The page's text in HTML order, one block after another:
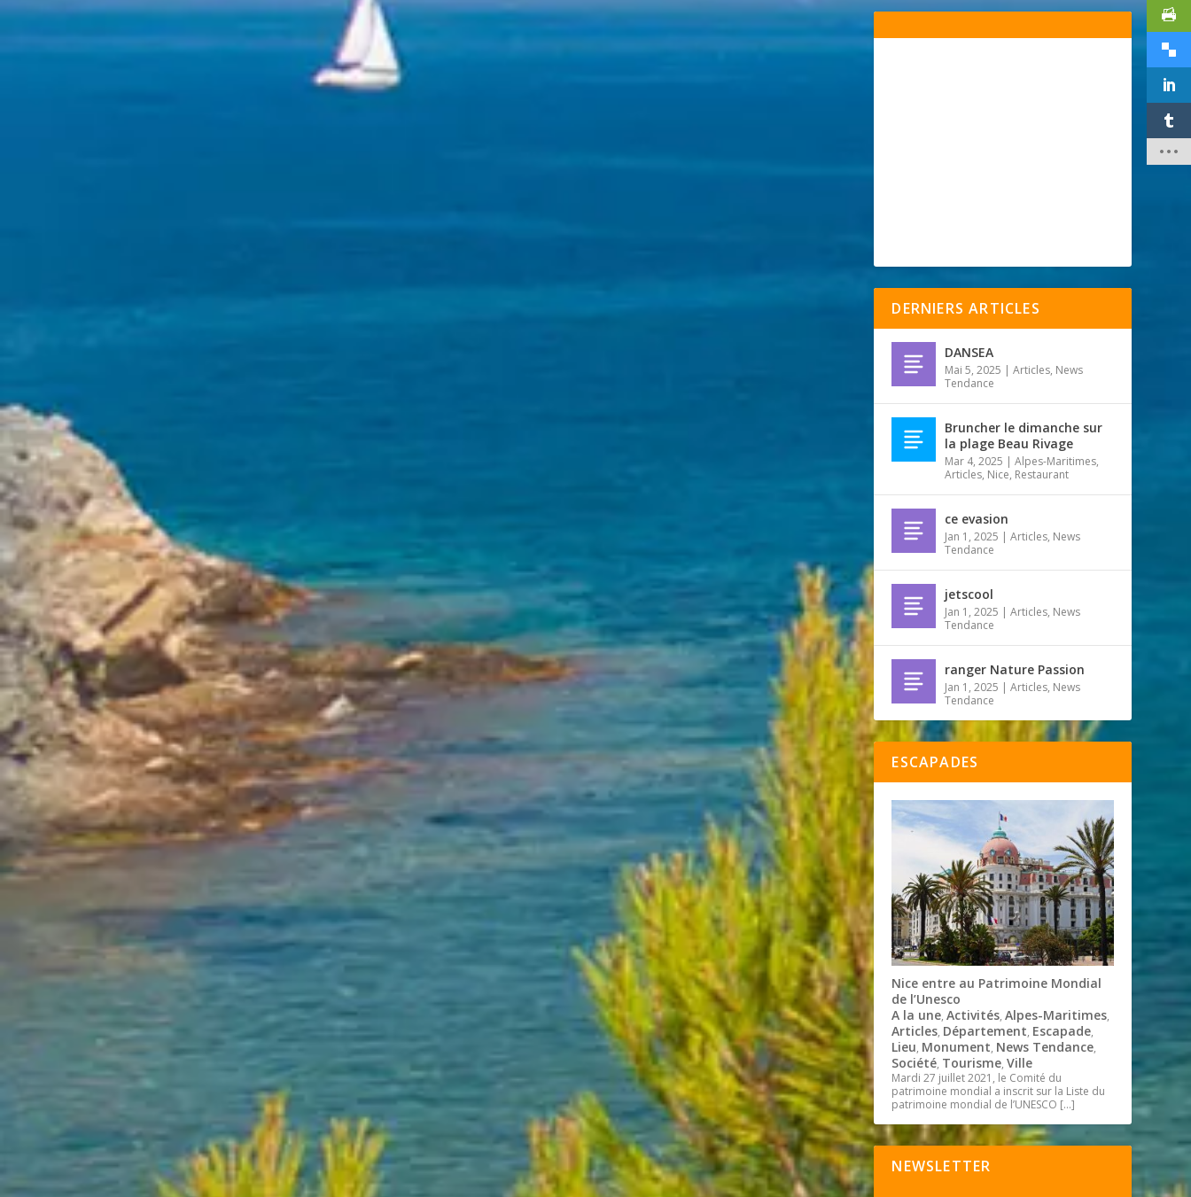
DERNIERS ARTICLES
DANSEA
Mai 5, 2025 |Articles, News
Tendance
Bruncher le dimanche sur
la plage Beau Rivage
Mar 4, 2025 |Alpes-Maritimes,
Articles, Nice, Restaurant
ce evasion
Jan 1, 2025 |Articles, News
Tendance
jetscool
Jan 1, 2025 |Articles, News
Tendance
ranger Nature Passion
Jan 1, 2025 |Articles, News
Tendance
ESCAPADES
Nice entre au Patrimoine Mondial
de l’Unesco
A la une,Activités,Alpes-Maritimes,
Articles, Département, Escapade,
Lieu, Monument, News Tendance,
Société, Tourisme,Ville
Mardi 27 juillet 2021, le Comité du
patrimoine mondial a inscrit sur la Liste du
patrimoine mondial de l’UNESCO […]
NEWSLETTER